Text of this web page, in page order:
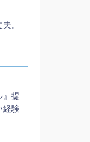
。
』提
経験